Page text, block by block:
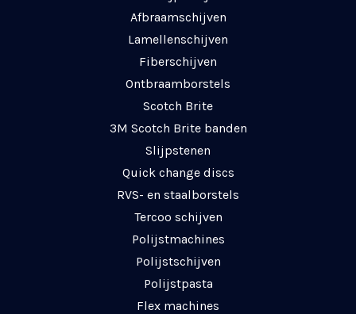
Afbraamschijven
Lamellenschijven
Fiberschijven
Ontbraamborstels
Scotch Brite
3M Scotch Brite banden
Slijpstenen
Quick change discs
RVS- en staalborstels
Tercoo schijven
Polijstmachines
Polijstschijven
Polijstpasta
Flex machines